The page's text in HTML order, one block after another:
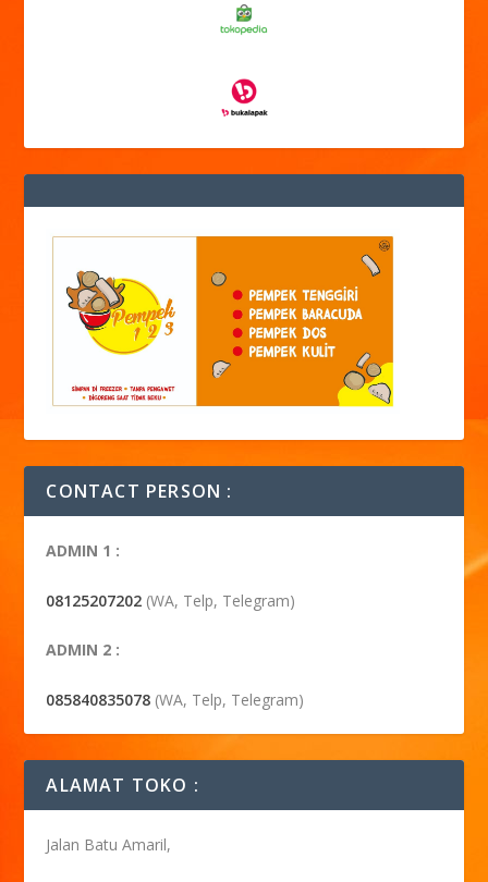
CONTACT PERSON :
ADMIN 1 :
08125207202 (WA, Telp, Telegram)
ADMIN 2 :
085840835078 (WA, Telp, Telegram)
ALAMAT TOKO :
Jalan Batu Amaril,